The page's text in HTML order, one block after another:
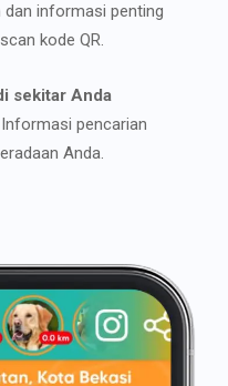
informasi penting
kode QR.
sekitar Anda
pencarian
Anda.